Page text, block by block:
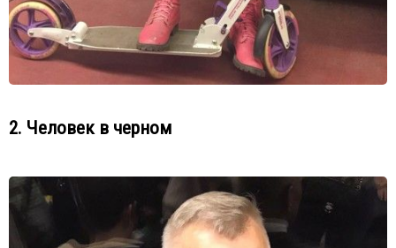
2. Человек в черном